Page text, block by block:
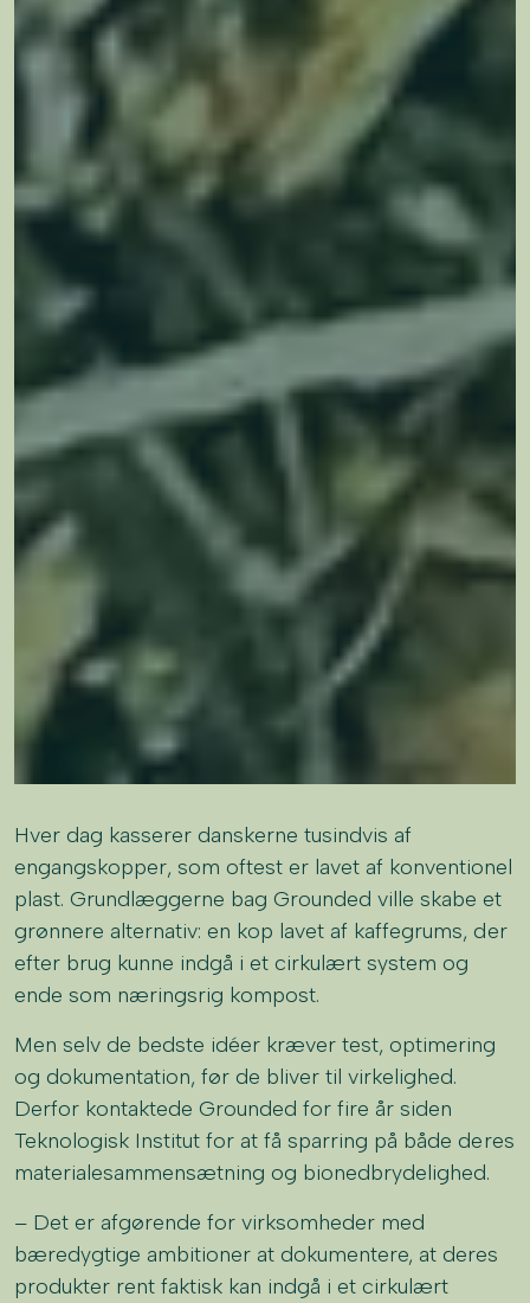
Hver dag kasserer danskerne tusindvis af
engangskopper, som oftest er lavet af konventionel
plast. Grundlæggerne bag Grounded ville skabe et
grønnere alternativ: en kop lavet af kaffegrums, der
efter brug kunne indgå i et cirkulært system og
ende som næringsrig kompost.
Men selv de bedste idéer kræver test, optimering
og dokumentation, før de bliver til virkelighed.
Derfor kontaktede Grounded for fire år siden
Teknologisk Institut for at få sparring på både deres
materialesammensætning og bionedbrydelighed.
– Det er afgørende for virksomheder med
bæredygtige ambitioner at dokumentere, at deres
produkter rent faktisk kan indgå i et cirkulært